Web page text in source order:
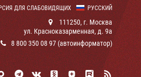
РУССКИЙ
ДЛЯ СЛАБОВИДЯЩИХ
111250, г. Москва
ул. Красноказарменная, д. 9а
8 800 350 08 97 (автоинформатор)